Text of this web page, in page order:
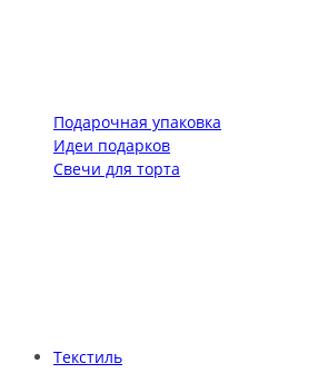
Подарочная упаковка
Идеи подарков
Свечи для торта
Текстиль